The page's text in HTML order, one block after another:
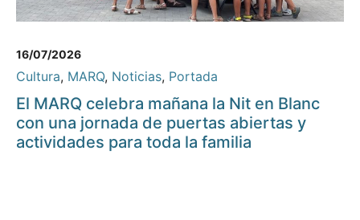
16/07/2026
Cultura, MARQ, Noticias, Portada
El MARQ celebra mañana la Nit en Blanc
con una jornada de puertas abiertas y
actividades para toda la familia